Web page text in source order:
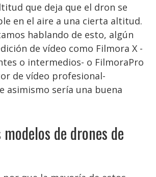
que deja que el dron se
en el aire a una cierta altitud.
hablando de esto, algún
de vídeo como Filmora X -
o intermedios- o FilmoraPro
de vídeo profesional-
asimismo sería una buena
de drones de